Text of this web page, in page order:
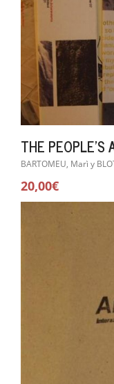
THE PEOPLE'S
BARTOMEU, Marì y
20,00€